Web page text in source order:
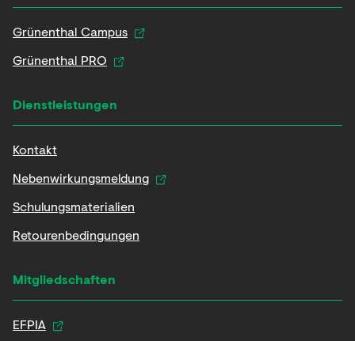
Grünenthal Campus
Grünenthal PRO
Dienstleistungen
Kontakt
Nebenwirkungsmeldung
Schulungsmaterialien
Retourenbedingungen
Mitgliedschaften
EFPIA